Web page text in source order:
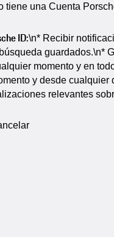
tiene una Cuenta
ID:\n* Recibir
guardados.\n*
momento y en
y desde
relevantes